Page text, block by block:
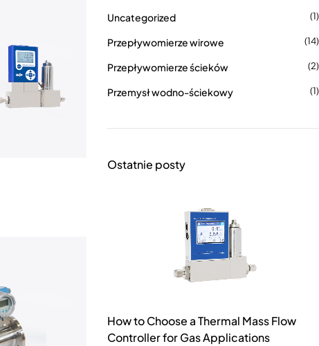
Uncategorized (1)
Przepływomierze wirowe (14)
Przepływomierze ścieków (2)
Przemysł wodno-ściekowy (1)
Ostatnie posty
How to Choose a Thermal Mass Flow
Controller for Gas Applications